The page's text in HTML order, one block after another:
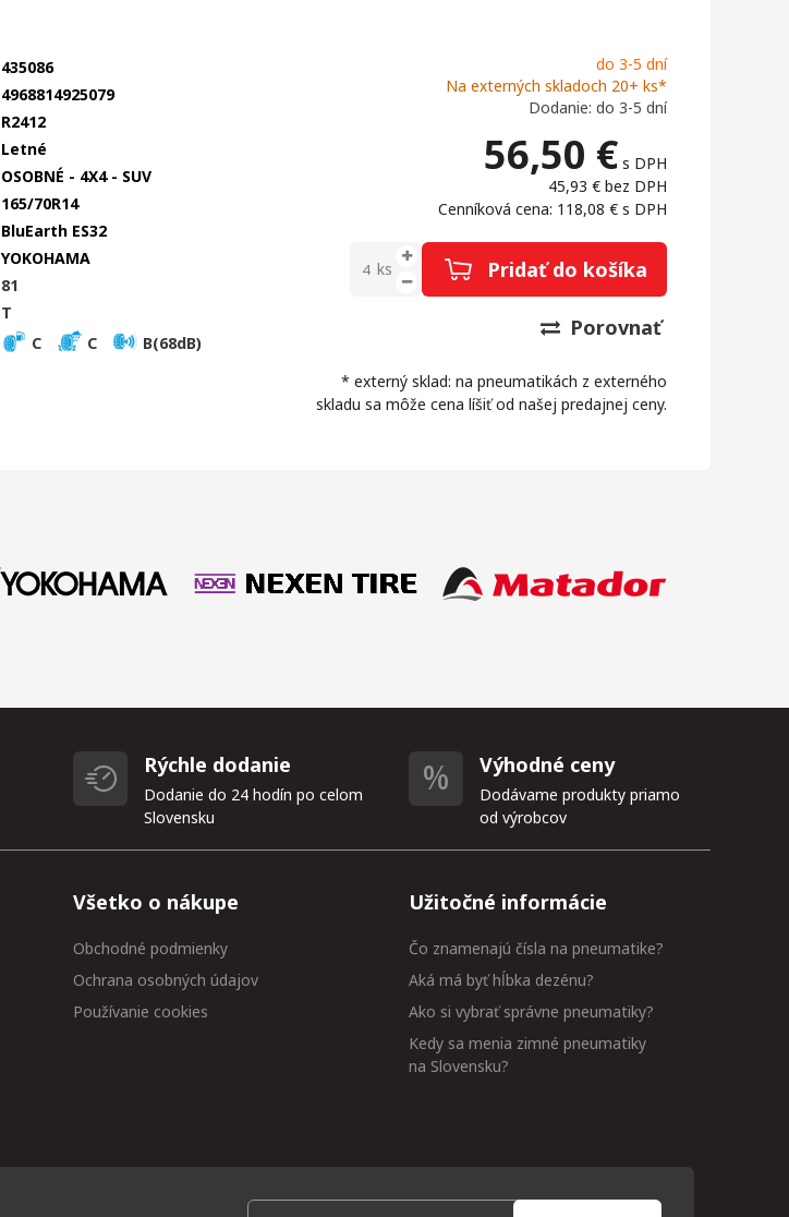
do 3-5 dní
Na externých skladoch 20+ ks*
Dodanie: do 3-5 dní
56,50 € s DPH
45,93 € bez DPH
Cenníková cena: 118,08 € s DPH
ks Pridať do košíka
Porovnať
* externý sklad: na pneumatikách z externého
skladu sa môže cena líšiť od našej predajnej ceny.
435086
4968814925079
R2412
Letné
OSOBNÉ - 4X4 - SUV
165/70R14
BluEarth ES32
YOKOHAMA
81
T
C C B(68dB)
Rýchle dodanie
Dodanie do 24 hodín po celom
Slovensku
Výhodné ceny
Dodávame produkty priamo
od výrobcov
Všetko o nákupe
Obchodné podmienky
Ochrana osobných údajov
Používanie cookies
Užitočné informácie
Čo znamenajú čísla na pneumatike?
Aká má byť hĺbka dezénu?
Ako si vybrať správne pneumatiky?
Kedy sa menia zimné pneumatiky
na Slovensku?